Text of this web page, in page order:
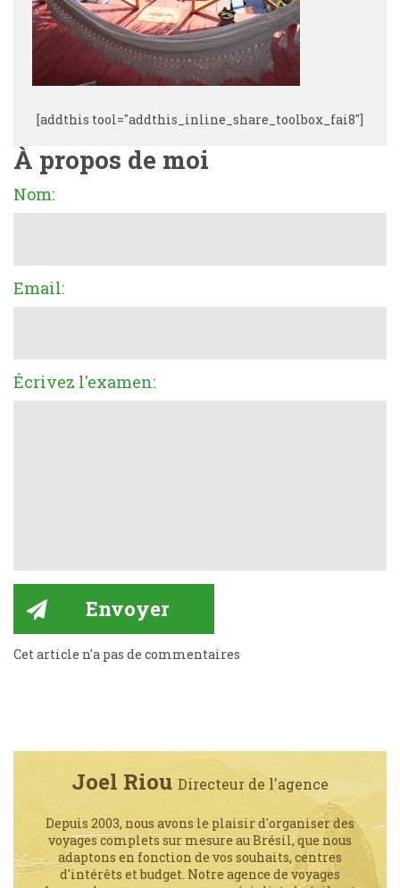
[addthis tool="addthis_inline_share_toolbox_fai8"]
À propos de moi
Nom:
Email:
Écrivez l'examen:
Cet article n'a pas de commentaires
Joel Riou Directeur de l'agence
Depuis 2003, nous avons le plaisir d'organiser des
voyages complets sur mesure au Brésil, que nous
adaptons en fonction de vos souhaits, centres
d'intérêts et budget. Notre agence de voyages